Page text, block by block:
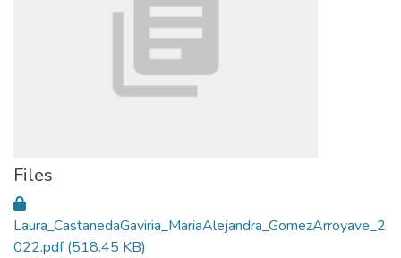
Files
Laura_CastanedaGaviria_MariaAlejandra_GomezArroyave_2
022.pdf(518.45 KB)